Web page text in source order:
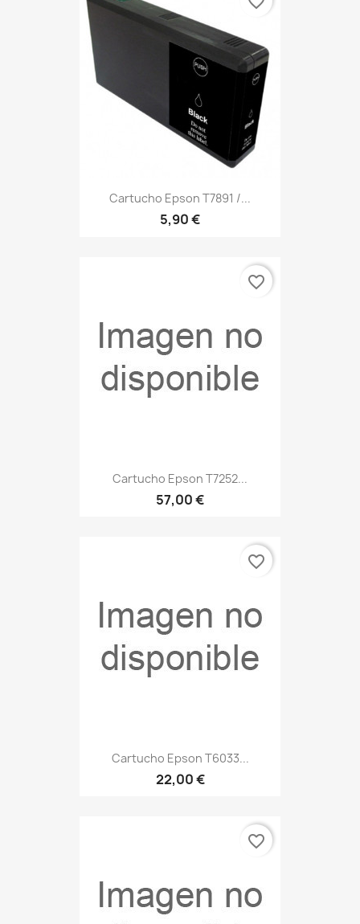
Cartucho Epson T7891 /...
5,90 €
Cartucho Epson T7252...
57,00 €
favorite_border
Cartucho Epson T6033...
22,00 €
favorite_border
favorite_border